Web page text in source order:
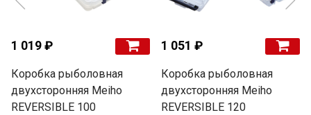
1 019 ₽
Коробка рыболовная
двухсторонняя Meiho
REVERSIBLE 100
1 051 ₽
Коробка рыболовная
двухсторонняя Meiho
REVERSIBLE 120